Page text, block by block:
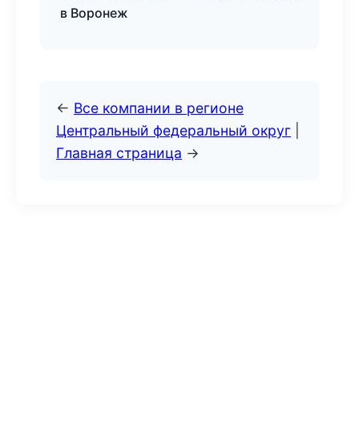
в Воронеж
← Все компании в регионе
Центральный федеральный округ
Главная страница →